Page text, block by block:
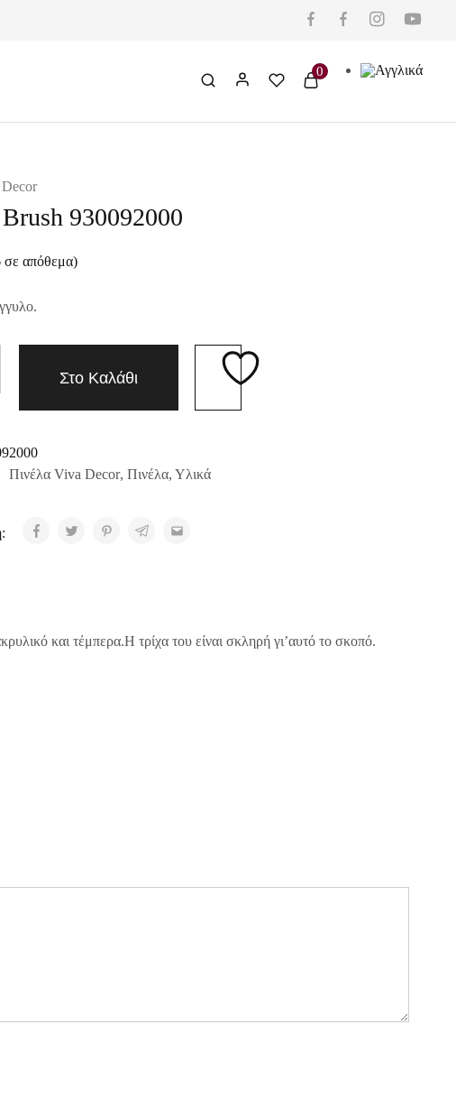
0
930092000
σε απόθεμα)
Στο Καλάθι
Πινέλα Viva Decor, Πινέλα, Υλικά
και τέμπερα.Η τρίχα του είναι σκληρή γι’αυτό το σκοπό.